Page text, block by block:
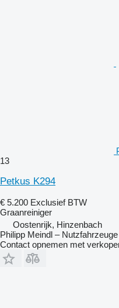
13
Petkus K294
€ 5.200 Exclusief BTW
Graanreiniger
Oostenrijk, Hinzenbach
Philipp Meindl –
Contact opnemen met